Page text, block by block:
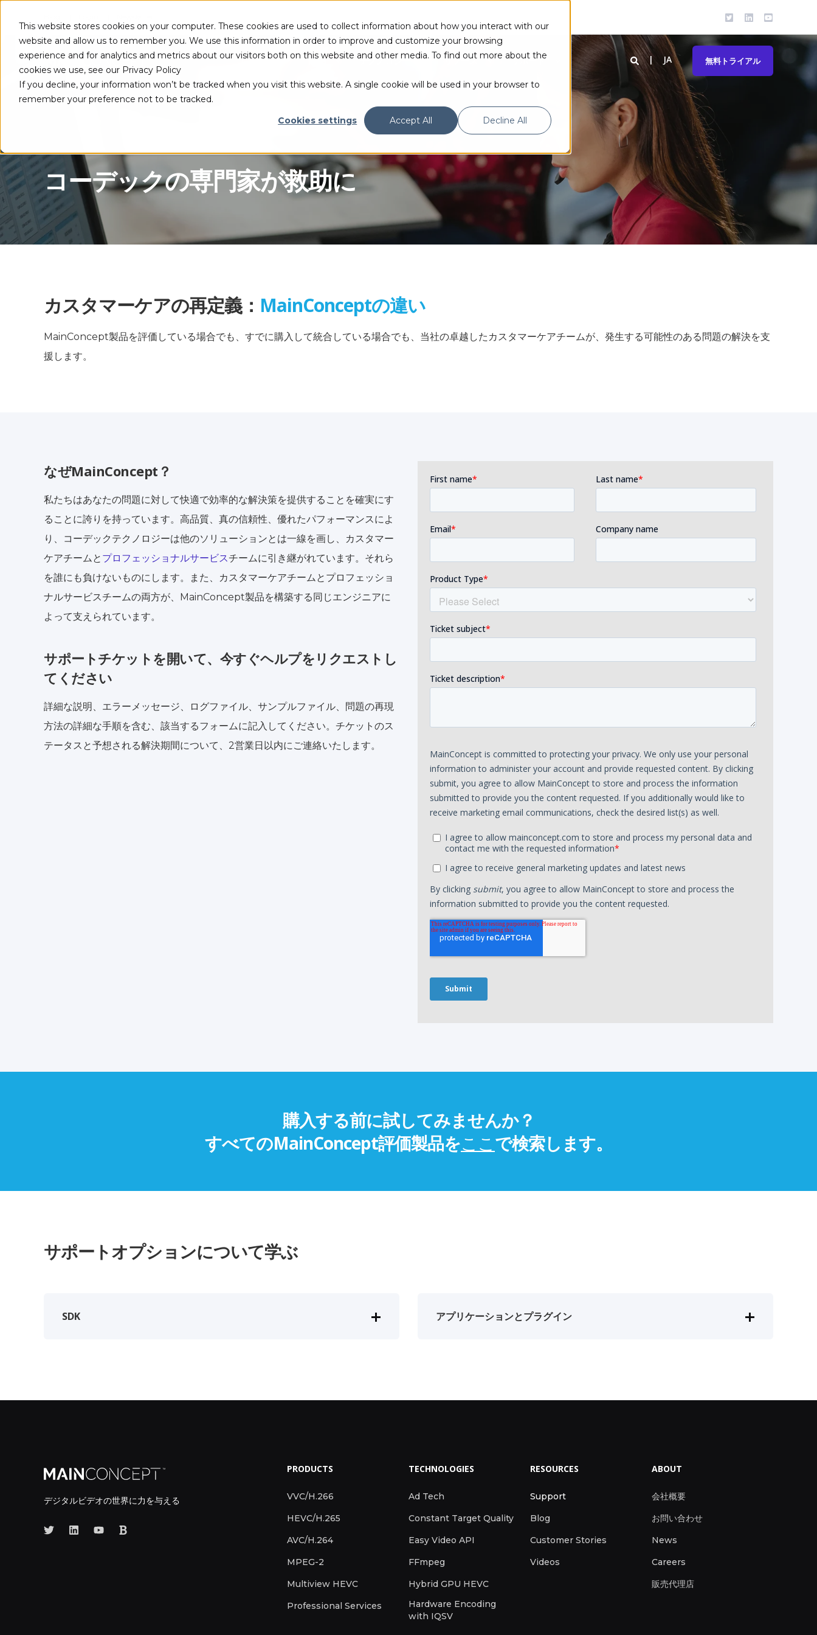
This website stores cookies on your computer. These cookies are used to collect information about how you interact with our
website and allow us to remember you. We use this information in order to improve and customize your browsing
experience and for analytics and metrics about our visitors both on this website and other media. To find out more about the
cookies we use, see our Privacy Policy
If you decline, your information won’t be tracked when you visit this website. A single cookie will be used in your browser to
remember your preference not to be tracked.
Cookies settings
Accept All Decline All
について 製品 テクノロジー リソース サポート JA 無料トライアル
コーデックの専門家が救助に
カスタマーケアの再定義： MainConceptの違い
MainConcept製品を評価している場合でも、すでに購入して統合している場合でも、当社の卓越したカスタマーケアチームが、発生する可能性のある問題の解決を支
援します。
なぜMainConcept？
私たちはあなたの問題に対して快適で効率的な解決策を提供することを確実にす
ることに誇りを持っています。高品質、真の信頼性、優れたパフォーマンスによ
り、コーデックテクノロジーは他のソリューションとは一線を画し、カスタマー
ケアチームと プロフェッショナルサービスチームに引き継がれています。それら
を誰にも負けないものにします。また、カスタマーケアチームとプロフェッショ
ナルサービスチームの両方が、MainConcept製品を構築する同じエンジニアに
よって支えられています。
サポートチケットを開いて、今すぐヘルプをリクエストし
てください
詳細な説明、エラーメッセージ、ログファイル、サンプルファイル、問題の再現
方法の詳細な手順を含む、該当するフォームに記入してください。チケットのス
テータスと予想される解決期間について、2営業日以内にご連絡いたします。
購入する前に試してみませんか？
すべてのMainConcept評価製品をここで検索します。
サポートオプションについて学ぶ
SDK アプリケーションとプラグイン
デジタルビデオの世界に力を与える
PRODUCTS
VVC/H.266
HEVC/H.265
AVC/H.264
MPEG-2
Multiview HEVC
Professional Services
TECHNOLOGIES
Ad Tech
Constant Target Quality
Easy Video API
FFmpeg
Hybrid GPU HEVC
Hardware Encoding
with IQSV
RESOURCES
Support
Blog
Customer Stories
Videos
ABOUT
会社概要
お問い合わせ
News
Careers
販売代理店